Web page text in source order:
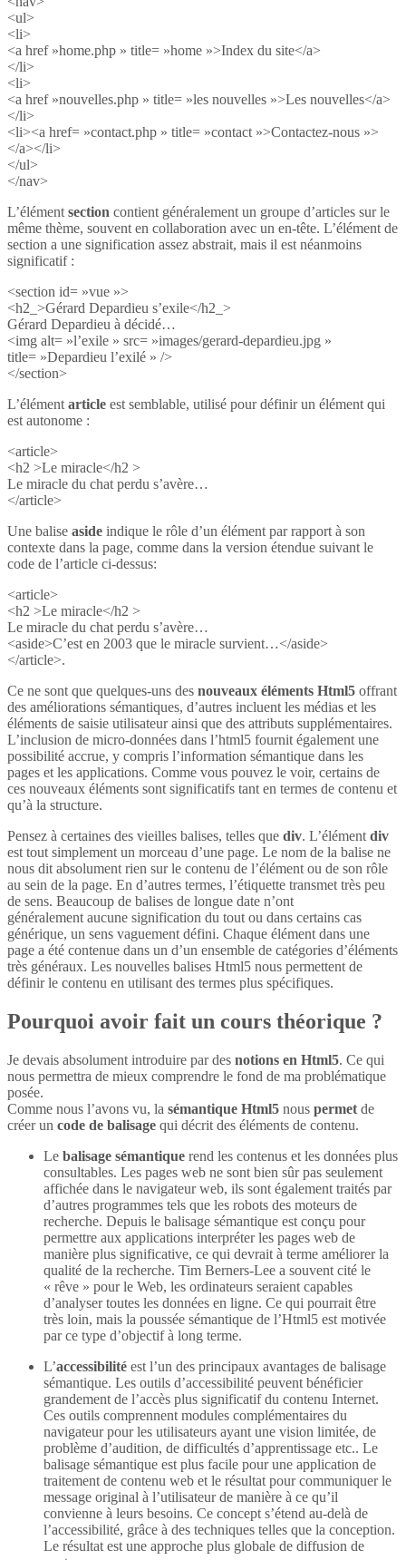
<ul>
<li>
<a href »home.php » title= »home »>Index du site</a>
</li>
<li>
<a href »nouvelles.php » title= »les nouvelles »>Les nouvelles</a>
</li>
<li><a href= »contact.php » title= »contact »>Contactez-nous »>
</a></li>
</ul>
</nav>
L’élément section contient généralement un groupe d’articles sur le
même thème, souvent en collaboration avec un en-tête. L’élément de
section a une signification assez abstrait, mais il est néanmoins
significatif :
<section id= »vue »>
<h2_>Gérard Depardieu s’exile</h2_>
Gérard Depardieu à décidé…
<img alt= »l’exile » src= »images/gerard-depardieu.jpg »
title= »Depardieu l’exilé » />
</section>
L’élément article est semblable, utilisé pour définir un élément qui
est autonome :
<article>
<h2 >Le miracle</h2 >
Le miracle du chat perdu s’avère…
</article>
Une balise aside indique le rôle d’un élément par rapport à son
contexte dans la page, comme dans la version étendue suivant le
code de l’article ci-dessus:
<article>
<h2 >Le miracle</h2 >
Le miracle du chat perdu s’avère…
<aside>C’est en 2003 que le miracle survient…</aside>
</article>.
Ce ne sont que quelques-uns des nouveaux éléments Html5 offrant
des améliorations sémantiques, d’autres incluent les médias et les
éléments de saisie utilisateur ainsi que des attributs supplémentaires.
L’inclusion de micro-données dans l’html5 fournit également une
possibilité accrue, y compris l’information sémantique dans les
pages et les applications. Comme vous pouvez le voir, certains de
ces nouveaux éléments sont significatifs tant en termes de contenu et
qu’à la structure.
Pensez à certaines des vieilles balises, telles que div. L’élément div
est tout simplement un morceau d’une page. Le nom de la balise ne
nous dit absolument rien sur le contenu de l’élément ou de son rôle
au sein de la page. En d’autres termes, l’étiquette transmet très peu
de sens. Beaucoup de balises de longue date n’ont
généralement aucune signification du tout ou dans certains cas
générique, un sens vaguement défini. Chaque élément dans une
page a été contenue dans un d’un ensemble de catégories d’éléments
très généraux. Les nouvelles balises Html5 nous permettent de
définir le contenu en utilisant des termes plus spécifiques.
Pourquoi avoir fait un cours théorique ?
Je devais absolument introduire par des notions en Html5. Ce qui
nous permettra de mieux comprendre le fond de ma problématique
posée.
Comme nous l’avons vu, la sémantique Html5 nous permet de
créer un code de balisage qui décrit des éléments de contenu.
Le balisage sémantique rend les contenus et les données plus
consultables. Les pages web ne sont bien sûr pas seulement
affichée dans le navigateur web, ils sont également traités par
d’autres programmes tels que les robots des moteurs de
recherche. Depuis le balisage sémantique est conçu pour
permettre aux applications interpréter les pages web de
manière plus significative, ce qui devrait à terme améliorer la
qualité de la recherche. Tim Berners-Lee a souvent cité le
« rêve » pour le Web, les ordinateurs seraient capables
d’analyser toutes les données en ligne. Ce qui pourrait être
très loin, mais la poussée sémantique de l’Html5 est motivée
par ce type d’objectif à long terme.
L’accessibilité est l’un des principaux avantages de balisage
sémantique. Les outils d’accessibilité peuvent bénéficier
grandement de l’accès plus significatif du contenu Internet.
Ces outils comprennent modules complémentaires du
navigateur pour les utilisateurs ayant une vision limitée, de
problème d’audition, de difficultés d’apprentissage etc.. Le
balisage sémantique est plus facile pour une application de
traitement de contenu web et le résultat pour communiquer le
message original à l’utilisateur de manière à ce qu’il
convienne à leurs besoins. Ce concept s’étend au-delà de
l’accessibilité, grâce à des techniques telles que la conception.
Le résultat est une approche plus globale de diffusion de